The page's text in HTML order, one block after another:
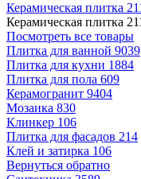
Керамическая плитка
Керамическая плитка
Посмотреть все товары
Плитка для ванной 9039
Плитка для кухни 1884
Плитка для пола 609
Керамогранит 9404
Мозаика 830
Клинкер 106
Плитка для фасадов 214
Клей и затирка 106
Вернуться обратно